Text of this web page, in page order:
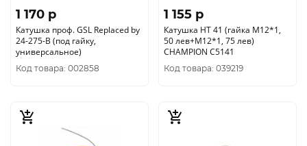
1 170 p
Катушка проф. GSL Replaced by
24-275-B (под гайку,
универсальное)
Код товара: 002858
1 155 p
Катушка HT 41 (гайка М12*1,
50 лев+М12*1, 75 лев)
CHAMPION C5141
Код товара: 039219